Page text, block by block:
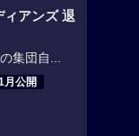
ィアンズ 退
集団自...
月公開